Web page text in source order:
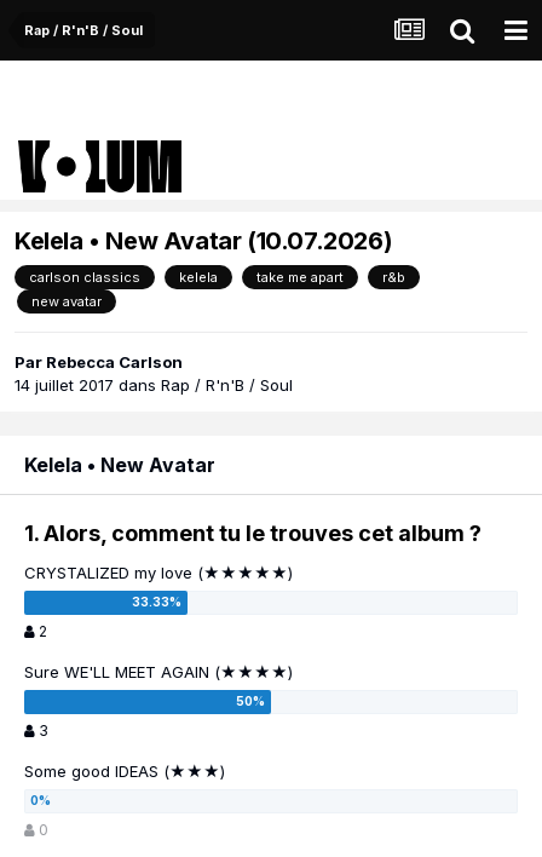
Rap / R'n'B / Soul
Kelela • New Avatar (10.07.2026)
carlson classics kelela take me apart
r&b
new avatar
Par Rebecca Carlson
14 juillet 2017 dans Rap / R'n'B / Soul
Kelela • New Avatar
1. Alors, comment tu le trouves cet album ?
CRYSTALIZED my love (★★★★★)
2
Sure WE'LL MEET AGAIN (★★★★)
3
Some good IDEAS (★★★)
0